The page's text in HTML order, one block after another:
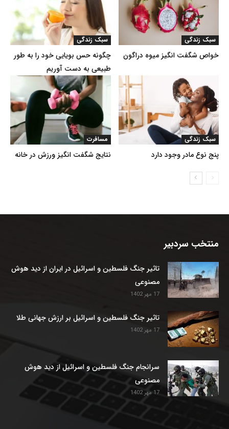
سبک زندگی
چگونه حس بویایی خود را به طور
طبیعی به دست آوریم
سبک زندگی
خواص شگفت انگیز میوه دراگون
مسافرت
نتایج شگفت انگیز ورزش در خانه
سبک زندگی
پنج نوع مادر وجود دارد
منتخب سردبیر
تاثیر جنگ فلسطین و اسرائیل در ایران از دید هوش
مصنوعی
17 مهر 1402
تاثیر جنگ فلسطین و اسرائیل بر ارزش جهانی طلا
17 مهر 1402
سرانجام جنگ فلسطین و اسرائیل از دید هوش
مصنوعی
17 مهر 1402